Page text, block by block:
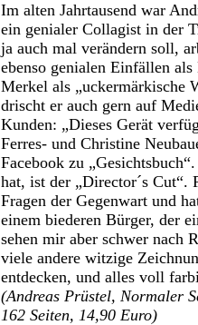
Im alten Jahrtausend war
ein genialer Collagist in der
ja auch mal verändern soll,
ebenso genialen Einfällen
Merkel als „uckermärkische
drischt er auch gern auf
Kunden: „Dieses Gerät
Ferres- und Christine
Facebook zu
hat, ist der „Director´s Cut“.
Fragen der Gegenwart und
einem biederen Bürger, der
sehen mir aber schwer nach
viele andere witzige
entdecken, und alles voll
(Andreas Prüstel, Normaler
162 Seiten, 14,90 Euro)